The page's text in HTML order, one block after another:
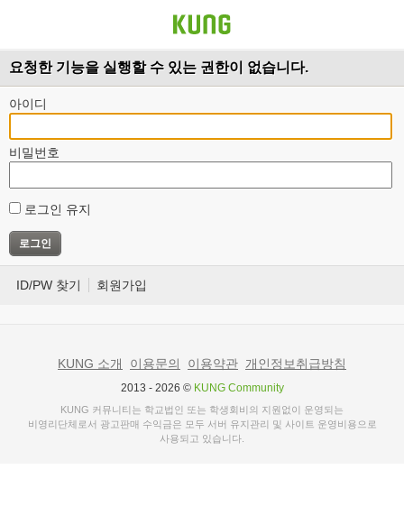
요청한 기능을 실행할 수 있는 권한이 없습니다.
아이디
비밀번호
로그인 유지
ID/PW 찾기 회원가입
KUNG 소개 이용문의 이용약관 개인정보취급방침
2013 - 2026 © KUNG Community
KUNG 커뮤니티는 학교법인 또는 학생회비의 지원없이 운영되는
비영리단체로서 광고판매 수익금은 모두 서버 유지관리 및 사이트 운영비용으로
사용되고 있습니다.